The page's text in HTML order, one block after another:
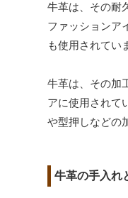
牛革は、その耐
ファッションア
も使用されてい
牛革は、その加
アに使用されて
や型押しなどの
牛革の手入れ